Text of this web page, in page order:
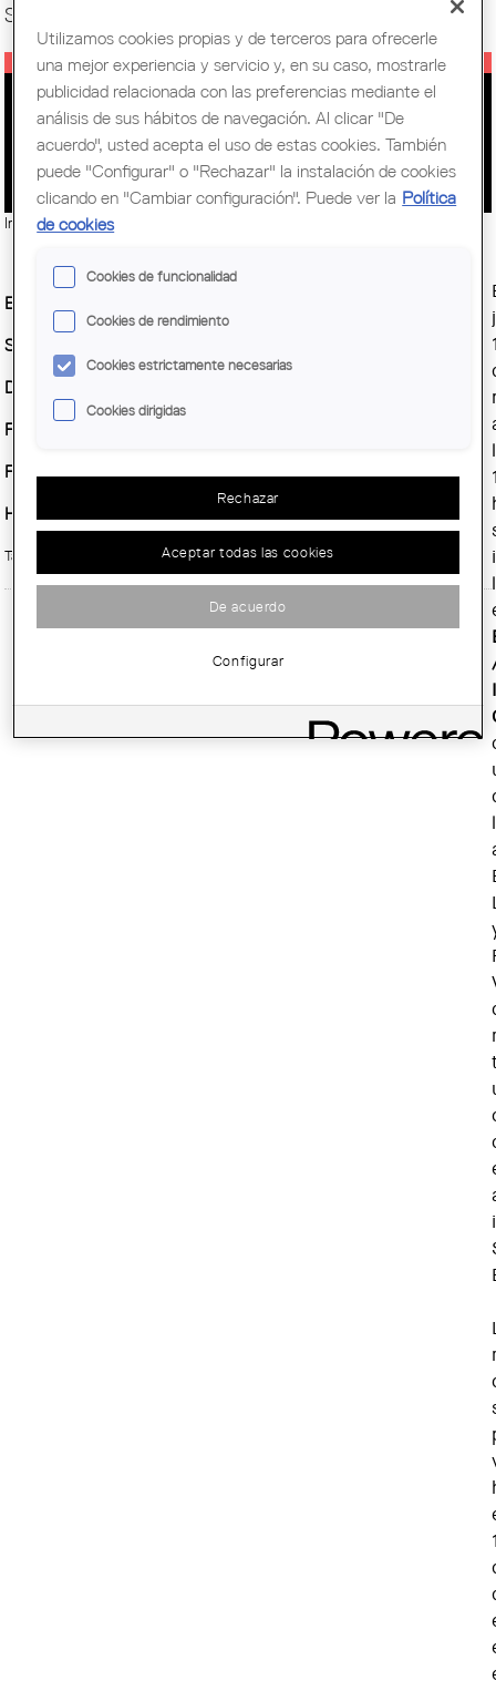
Setmana Arquitectura
EXPOSICIÓN "INTERIOR EXTERIOR
/ INSIDE OUTSIDE"
Imatge:© Lourdes Jansana
Entidad Organizadora :
Sitio :
Demarcación :
Fecha inicio :
Fecha fin :Jueves, 10 Diciembre, 2015
Horario :
Tarja digital:
Utilizamos cookies propias y de terceros para ofrecerle
una mejor experiencia y servicio y, en su caso, mostrarle
publicidad relacionada con las preferencias mediante el
análisis de sus hábitos de navegación. Al clicar "De
acuerdo", usted acepta el uso de estas cookies. También
puede "Configurar" o "Rechazar" la instalación de cookies
clicando en "Cambiar configuración". Puede ver la Política
de cookies
Cookies de funcionalidad
Cookies de rendimiento
Cookies estrictamente necesarias
Cookies dirigidas
Rechazar
Aceptar todas las cookies
De acuerdo
Configurar